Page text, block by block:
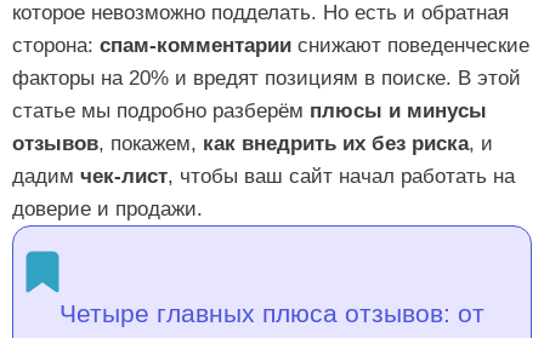
Чек-лист: работают ли ваши отзывы на конверсию
Типичные ошибки при работе с отзывами: кейсы из
FAQ: отвечаем на популярные вопросы об отзывах
А если отзывов пока нет?
которое невозможно подделать. Но есть и обратная
сторона: спам-комментарии снижают поведенческие
факторы на 20% и вредят позициям в поиске. В этой
статье мы подробно разберём плюсы и минусы
отзывов, покажем, как внедрить их без риска, и
дадим чек-лист, чтобы ваш сайт начал работать на
доверие и продажи.
Четыре главных плюса отзывов: от